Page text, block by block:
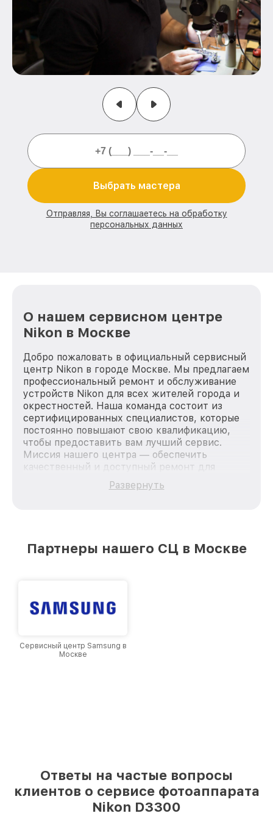
Выбрать мастера
Отправляя, Вы соглашаетесь на обработку
персональных данных
О нашем сервисном центре
Nikon в Москве
Добро пожаловать в официальный сервисный
центр Nikon в городе Москве. Мы предлагаем
профессиональный ремонт и обслуживание
устройств Nikon для всех жителей города и
окрестностей. Наша команда состоит из
сертифицированных специалистов, которые
постоянно повышают свою квалификацию,
чтобы предоставить вам лучший сервис.
Миссия нашего центра — обеспечить
качественный и доступный ремонт для
каждого пользователя продукции Nikon, вне
зависимости от сложности поломки. Мы
Москве, постоянно повышая уровень доверия
Развернуть
Партнеры нашего СЦ в Москве
Сервисный центр Samsung в
Москве
Ответы на частые вопросы
клиентов о сервисе фотоаппарата
Nikon D3300